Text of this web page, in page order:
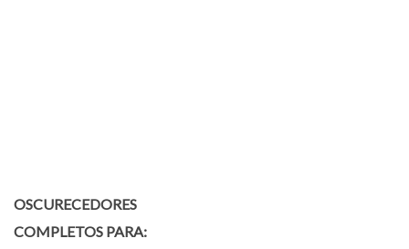
OSCURECEDORES
COMPLETOS PARA: